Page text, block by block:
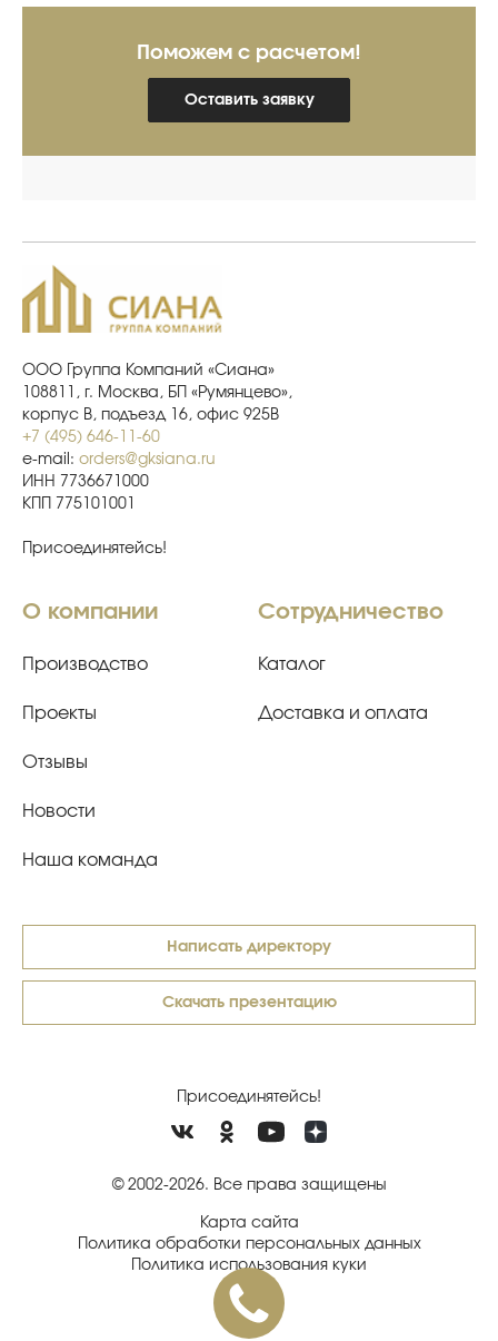
Поможем с расчетом!
Оставить заявку
ООО Группа Компаний «Сиана»
108811, г. Москва, БП «Румянцево»,
корпус В, подъезд 16, офис 925В
+7 (495) 646-11-60
e-mail: orders@gksiana.ru
ИНН 7736671000
КПП 775101001
Присоединятейсь!
О компании
Производство
Проекты
Отзывы
Новости
Наша команда
Сотрудничество
Каталог
Доставка и оплата
Написать директору
Скачать презентацию
Присоединятейсь!
© 2002-2026. Все права защищены
Карта сайта
Политика обработки персональных данных
Политика использования куки